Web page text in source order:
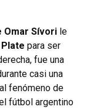
Omar Sívori le
para ser
fue una
casi una
fenómeno de
fútbol argentino